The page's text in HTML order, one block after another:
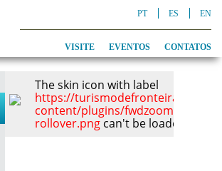
EN
ES
PT
VISITE EVENTOS CONTATOS
The skin icon with label
https://
content/plugins/fwdzoomer/
rollover.png can't be loaded,